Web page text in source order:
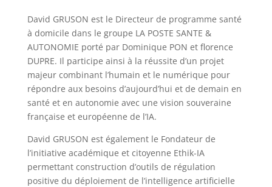
David GRUSON est le Directeur de programme santé
à domicile dans le groupe LA POSTE SANTE &
AUTONOMIE porté par Dominique PON et florence
DUPRE. Il participe ainsi à la réussite d’un projet
majeur combinant l’humain et le numérique pour
répondre aux besoins d’aujourd’hui et de demain en
santé et en autonomie avec une vision souveraine
française et européenne de l’IA.
David GRUSON est également le Fondateur de
l’initiative académique et citoyenne Ethik-IA
permettant construction d’outils de régulation
positive du déploiement de l’intelligence artificielle